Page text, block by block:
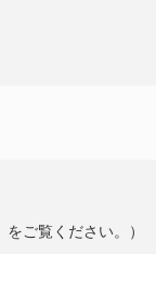
をご覧ください。）